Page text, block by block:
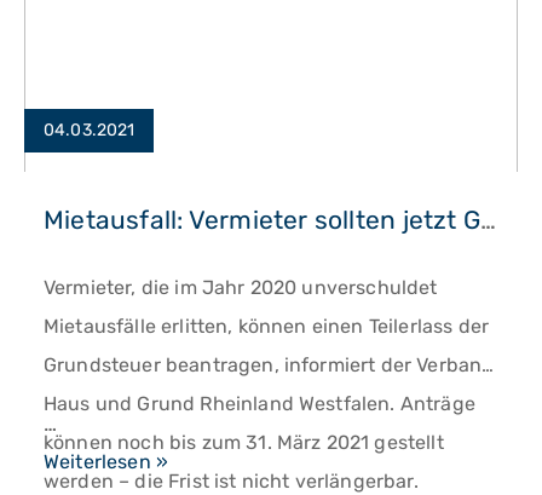
04.03.2021
Mietausfall: Vermieter sollten jetzt Grundsteuer-Erlass beantragen
Vermieter, die im Jahr 2020 unverschuldet
Mietausfälle erlitten, können einen Teilerlass der
Grundsteuer beantragen, informiert der Verband
Haus und Grund Rheinland Westfalen. Anträge
können noch bis zum 31. März 2021 gestellt
werden – die Frist ist nicht verlängerbar.
…
Mietausfall:
Weiterlesen »